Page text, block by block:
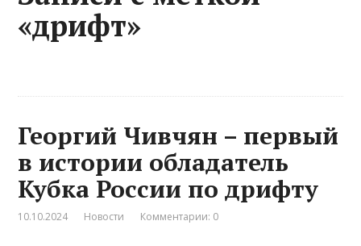
«дрифт»
Георгий Чивчян – первый
в истории обладатель
Кубка России по дрифту
10.10.2024 Новости Комментарии: 0